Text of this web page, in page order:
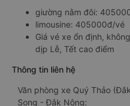
giường nằm đôi:
limousine: 405000đ/vé
Giá vé xe ổn định,
dịp Lễ, Tết cao điểm
Thông tin liên hệ
Văn phòng xe Quý Thảo
Song - Đắk Nông: